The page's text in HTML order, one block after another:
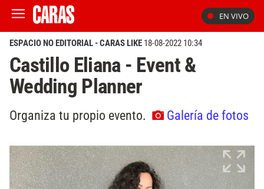
EN VIVO
ESPACIO NO EDITORIAL - CARAS LIKE 18-08-2022 10:34
Castillo Eliana - Event &
Wedding Planner
Organiza tu propio evento. Galería de fotos